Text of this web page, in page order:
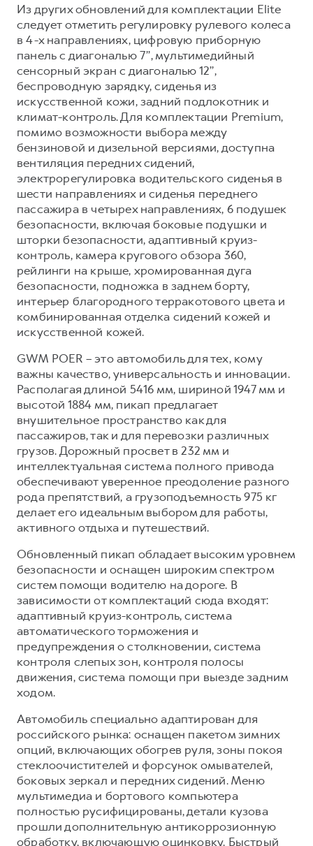
Из других обновлений для комплектации Elite
следует отметить регулировку рулевого колеса
в 4-х направлениях, цифровую приборную
панель с диагональю 7’’, мультимедийный
сенсорный экран с диагональю 12’’,
беспроводную зарядку, сиденья из
искусственной кожи, задний подлокотник и
климат-контроль. Для комплектации Premium,
помимо возможности выбора между
бензиновой и дизельной версиями, доступна
вентиляция передних сидений,
электрорегулировка водительского сиденья в
шести направлениях и сиденья переднего
пассажира в четырех направлениях, 6 подушек
безопасности, включая боковые подушки и
шторки безопасности, адаптивный круиз-
контроль, камера кругового обзора 360,
рейлинги на крыше, хромированная дуга
безопасности, подножка в заднем борту,
интерьер благородного терракотового цвета и
комбинированная отделка сидений кожей и
искусственной кожей.
GWM POER – это автомобиль для тех, кому
важны качество, универсальность и инновации.
Располагая длиной 5416 мм, шириной 1947 мм и
высотой 1884 мм, пикап предлагает
внушительное пространство как для
пассажиров, так и для перевозки различных
грузов. Дорожный просвет в 232 мм и
интеллектуальная система полного привода
обеспечивают уверенное преодоление разного
рода препятствий, а грузоподъемность 975 кг
делает его идеальным выбором для работы,
активного отдыха и путешествий.
Обновленный пикап обладает высоким уровнем
безопасности и оснащен широким спектром
систем помощи водителю на дороге. В
зависимости от комплектаций сюда входят:
адаптивный круиз-контроль, система
автоматического торможения и
предупреждения о столкновении, система
контроля слепых зон, контроля полосы
движения, система помощи при выезде задним
ходом.
Автомобиль специально адаптирован для
российского рынка: оснащен пакетом зимних
опций, включающих обогрев руля, зоны покоя
стеклоочистителей и форсунок омывателей,
боковых зеркал и передних сидений. Меню
мультимедиа и бортового компьютера
полностью русифицированы, детали кузова
прошли дополнительную антикоррозионную
обработку, включающую оцинковку. Быстрый